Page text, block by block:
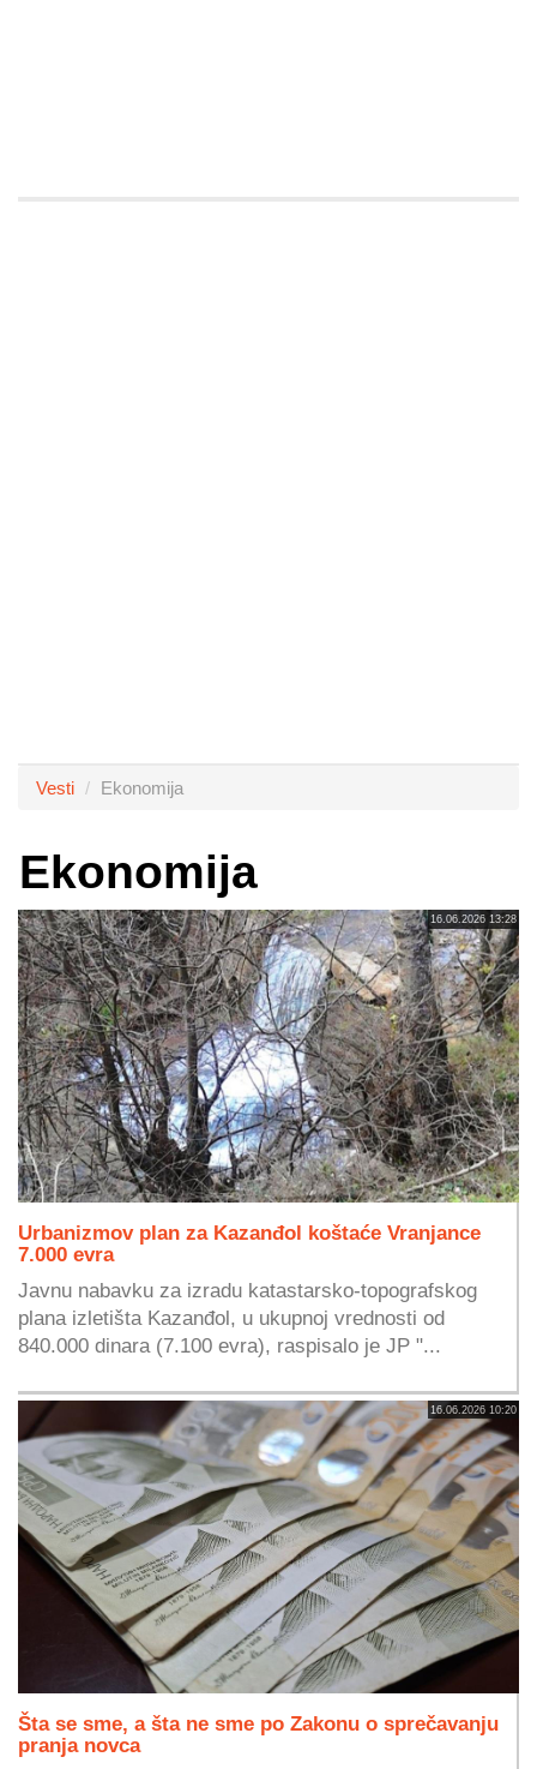
Vesti Ekonomija
Ekonomija
16.06.2026 13:28
Urbanizmov plan za Kazanđol koštaće Vranjance
7.000 evra
Javnu nabavku za izradu katastarsko-topografskog
plana izletišta Kazanđol, u ukupnoj vrednosti od
840.000 dinara (7.100 evra), raspisalo je JP "...
16.06.2026 10:20
Šta se sme, a šta ne sme po Zakonu o sprečavanju
pranja novca